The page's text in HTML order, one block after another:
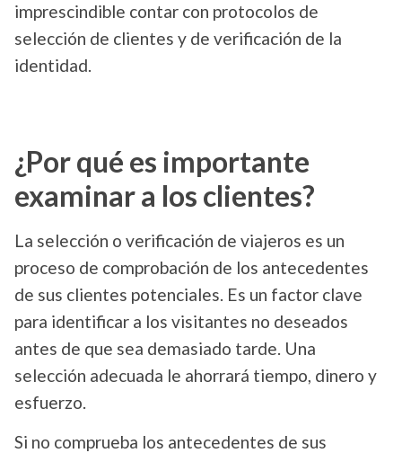
imprescindible contar con protocolos de
selección de clientes y de verificación de la
identidad.
¿Por qué es importante
examinar a los clientes?
La selección o verificación de viajeros es un
proceso de comprobación de los antecedentes
de sus clientes potenciales. Es un factor clave
para identificar a los visitantes no deseados
antes de que sea demasiado tarde. Una
selección adecuada le ahorrará tiempo, dinero y
esfuerzo.
Si no comprueba los antecedentes de sus